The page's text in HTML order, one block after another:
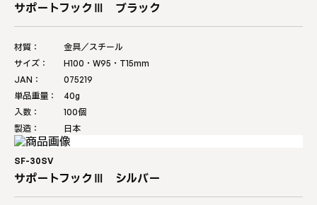
サポートフックⅢ ブラック
材質：
金具／スチール
サイズ：
H100・W95・T15mm
JAN：
075219
単品重量：
40g
入数：
100個
製造：
日本
SF-30SV
サポートフックⅢ シルバー